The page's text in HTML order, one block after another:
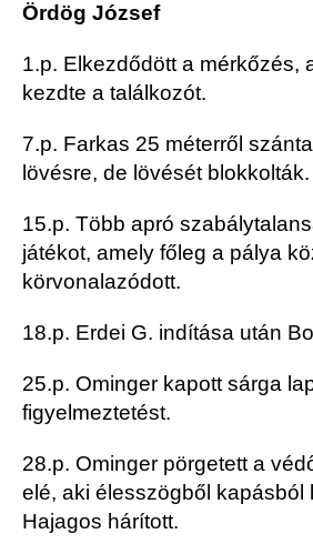
Ördög József
1.p. Elkezdődött a mérkőzés,
kezdte a találkozót.
7.p. Farkas 25 méterről
lövésre, de lövését blokkolták.
15.p. Több apró
játékot, amely főleg a pálya
körvonalazódott.
18.p. Erdei G. indítása után
25.p. Ominger kapott sárga
figyelmeztetést.
28.p. Ominger pörgetett a
elé, aki élesszögből kapásból
Hajagos hárított.